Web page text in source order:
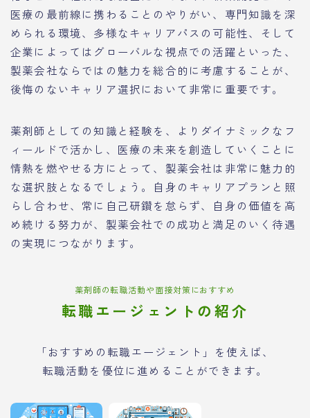
医療の最前線に携わることのやりがい、専門知識を深
められる環境、多様なキャリアパスの可能性、そして
企業によってはグローバルな視点での活躍といった、
製薬会社ならではの魅力を総合的に考慮することが、
後悔のないキャリア選択において非常に重要です。
薬剤師としての知識と経験を、よりダイナミックなフ
ィールドで活かし、医療の未来を創造していくことに
情熱を燃やせる方にとって、製薬会社は非常に魅力的
な選択肢となるでしょう。自身のキャリアプランと照
らし合わせ、常に自己研鑽を怠らず、自身の価値を高
め続ける努力が、製薬会社での成功と満足のいく待遇
の実現につながります。
薬剤師の転職活動や面接対策におすすめ
転職エージェントの紹介
「おすすめの転職エージェント」を使えば、
転職活動を優位に進めることができます。